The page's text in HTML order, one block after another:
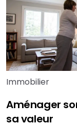
Immobilier
Aménager
sa valeur